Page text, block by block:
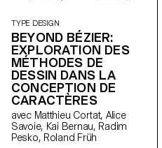
TYPE DESIGN
BEYOND BÉZIER:
EXPLORATION DES
MÉTHODES DE
DESSIN DANS LA
CONCEPTION DE
CARACTÈRES
avec Matthieu Cortat, Alice
Savoie, Kai Bernau, Radim
Pesko, Roland Früh